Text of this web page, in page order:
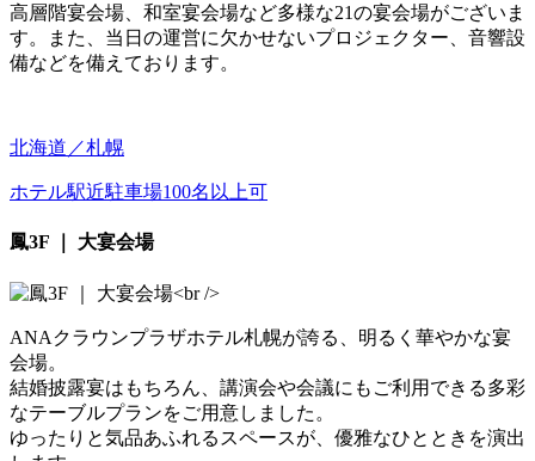
高層階宴会場、和室宴会場など多様な21の宴会場がございま
す。また、当日の運営に欠かせないプロジェクター、音響設
備などを備えております。
北海道／札幌
ホテル駅近駐車場100名以上可
鳳3F ｜ 大宴会場
ANAクラウンプラザホテル札幌が誇る、明るく華やかな宴
会場。
結婚披露宴はもちろん、講演会や会議にもご利用できる多彩
なテーブルプランをご用意しました。
ゆったりと気品あふれるスペースが、優雅なひとときを演出